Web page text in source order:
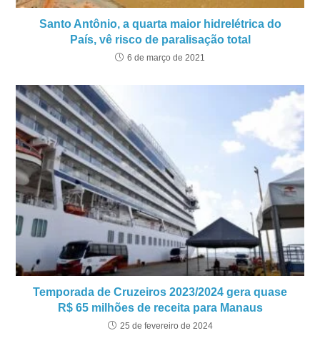
Santo Antônio, a quarta maior hidrelétrica do
País, vê risco de paralisação total
6 de março de 2021
Temporada de Cruzeiros 2023/2024 gera quase
R$ 65 milhões de receita para Manaus
25 de fevereiro de 2024